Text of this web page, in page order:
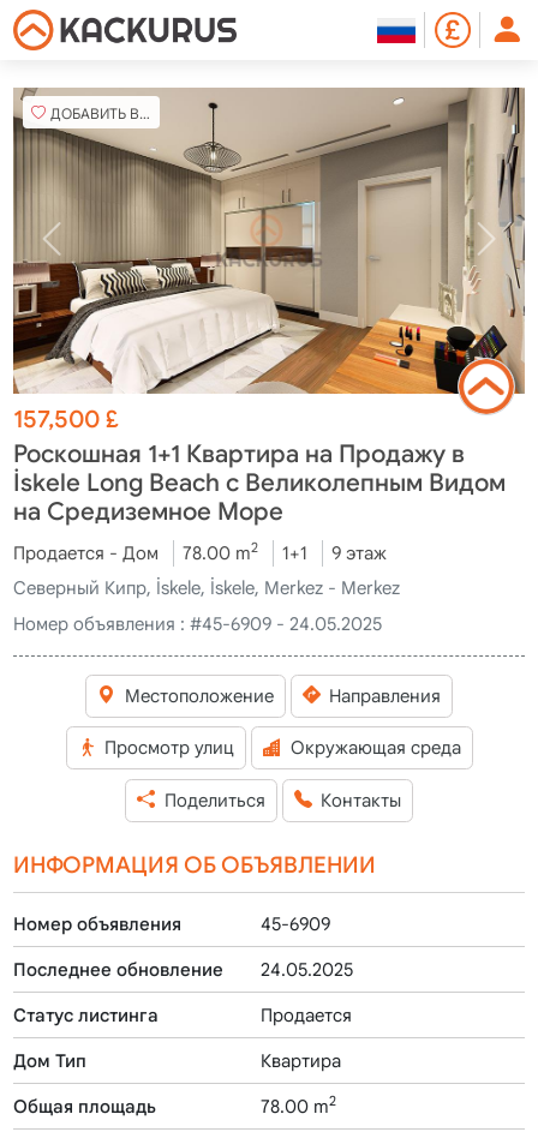
ДОБАВИТЬ В ИЗБРАННОЕ
157,500£
Роскошная 1+1 Квартира на Продажу в
İskele Long Beach с Великолепным Видом
на Средиземное Море
Продается - Дом 78.00 m2 1+1
9 этаж
Северный Кипр, İskele, İskele, Merkez - Merkez
Номер объявления : #45-6909 - 24.05.2025
Местоположение Направления
Просмотр улиц Окружающая среда
Поделиться Контакты
ИНФОРМАЦИЯ ОБ ОБЪЯВЛЕНИИ
Номер объявления 45-6909
Последнее обновление 24.05.2025
Статус листинга Продается
Дом Тип Квартира
Общая площадь 78.00 m2